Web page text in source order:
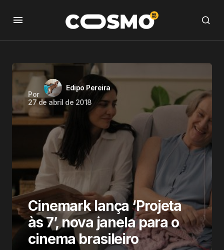
Por
Edipo Pereira
27 de abril de 2018
Cinemark lança ‘Projeta
às 7’, nova janela para o
cinema brasileiro